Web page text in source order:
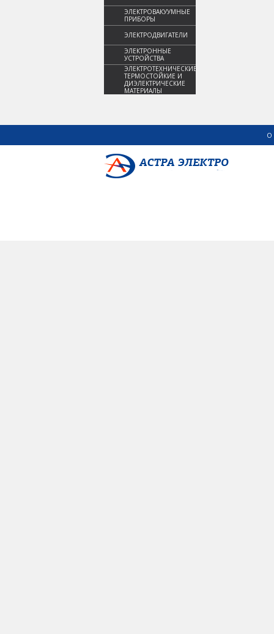
ЭЛЕКТРОВАКУУМНЫЕ
ПРИБОРЫ
ЭЛЕКТРОДВИГАТЕЛИ
ЭЛЕКТРОННЫЕ
УСТРОЙСТВА
ЭЛЕКТРОТЕХНИЧЕСКИЕ,
ТЕРМОСТОЙКИЕ И
ДИЭЛЕКТРИЧЕСКИЕ
МАТЕРИАЛЫ